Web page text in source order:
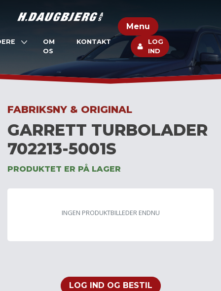
Menu
OM
OS
KONTAKT
LOG
IND
FABRIKSNY & ORIGINAL
GARRETT TURBOLADER
702213-5001S
PRODUKTET ER PÅ LAGER
INGEN PRODUKTBILLEDER ENDNU
LOG IND OG BESTIL